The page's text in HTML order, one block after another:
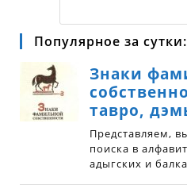
Популярное за сутки: